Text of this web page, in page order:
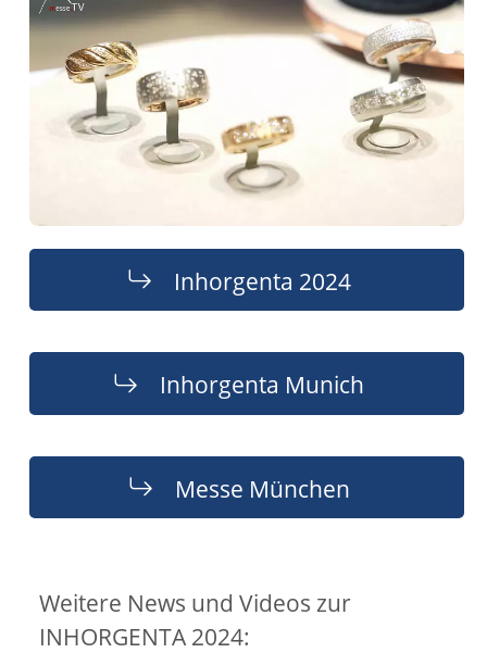
Inhorgenta 2024
Inhorgenta Munich
Messe München
Weitere News und Videos zur
INHORGENTA 2024: